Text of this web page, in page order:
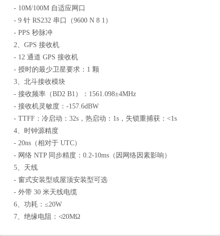
- 10M/100M 自适应网口
- 9 针 RS232 串口（9600 N 8 1）
- PPS 秒脉冲
2、GPS 接收机
- 12 通道 GPS 接收机
- 授时的最少卫星要求：1 颗
3、北斗接收模块
- 接收频率（BD2 B1）：1561.098±4MHz
- 接收机灵敏度：-157.6dBW
- TTFF：冷启动：32s，热启动：1s，失锁重捕获：<1s
4、时钟源精度
- 20ns（相对于 UTC）
- 网络 NTP 同步精度：0.2-10ms（因网络因素影响）
5、天线
- 窗式安装型或屋顶安装型可选
- 外带 30 米天线电缆
6、功耗：≤20W
7、绝缘电阻：≮20MΩ